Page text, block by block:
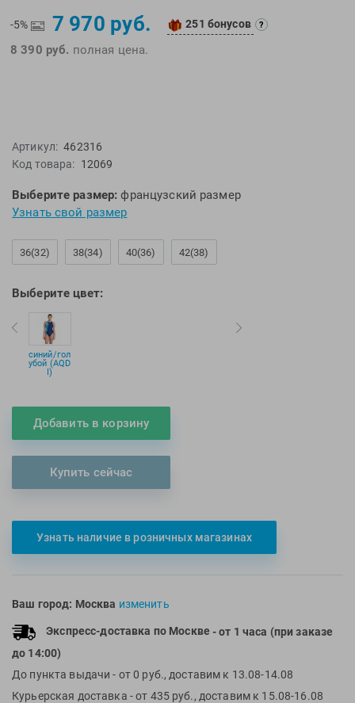
Epson
Luvali
Maru
Master-Ski
McNett
Medaller
MGB
Michael Phelps
Mosconi
Mugiro
Multipower
Nivea
Nutrend
Oness Sport
Rip Curl
Sailfish
Salomon
Triswim
Turbo
TUSA
Under Armour
-5% 7 970 руб. 251 бонусов ?
8 390 руб. полная цена.
Артикул: 462316
Код товара: 12069
Выберите размер: французский размер
Узнать свой размер
36(32) 38(34) 40(36) 42(38)
Выберите цвет:
синий/гол
убой (AQD
I)
Добавить в корзину
Купить сейчас
Узнать наличие в розничных магазинах
Ваш город: Москва изменить
Экспресс-доставка по Москве - от 1 часа (при заказе
до 14:00)
До пункта выдачи - от 0 руб., доставим к 13.08-14.08
Курьерская доставка - от 435 руб., доставим к 15.08-16.08